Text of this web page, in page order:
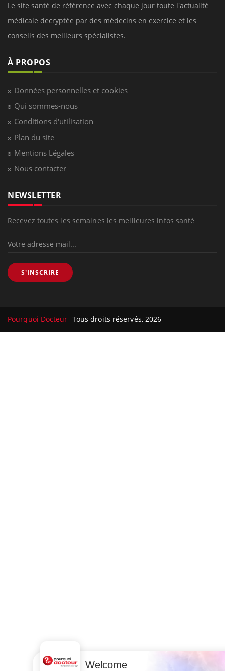
Le site santé de référence avec chaque jour toute l'actualité
médicale decryptée par des médecins en exercice et les
conseils des meilleurs spécialistes.
À PROPOS
Données personnelles et cookies
Qui sommes-nous
Conditions d'utilisation
Plan du site
Mentions Légales
Nous contacter
NEWSLETTER
Recevez toutes les semaines les meilleures infos santé
S'INSCRIRE
Pourquoi Docteur Tous droits réservés, 2026
Welcome